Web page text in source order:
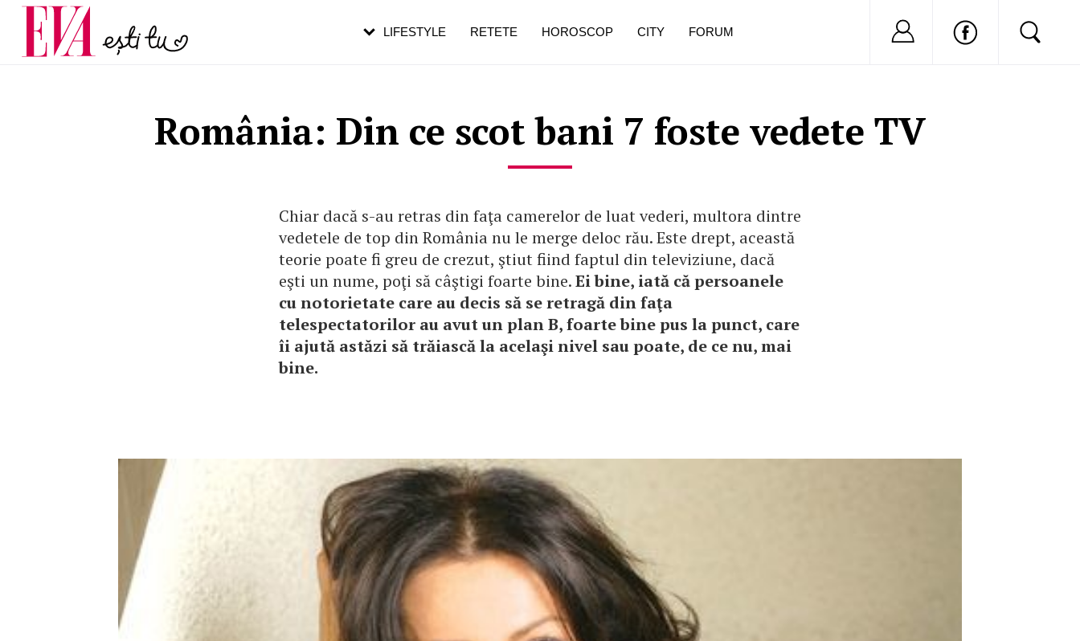
România: Din ce scot bani 7 foste vedete TV
Chiar dacă s-au retras din faţa camerelor de luat vederi, multora dintre
vedetele de top din România nu le merge deloc rău. Este drept, această
teorie poate fi greu de crezut, ştiut fiind faptul din televiziune, dacă
eşti un nume, poţi să câştigi foarte bine.Ei bine, iată că persoanele
cu notorietate care au decis să se retragă din faţa
telespectatorilor au avut un plan B, foarte bine pus la punct, care
îi ajută astăzi să trăiască la acelaşi nivel sau poate, de ce nu, mai
bine.
LIFESTYLE RETETE HOROSCOP CITY FORUM Nu ai cont?
Carieră
Actualitate
pe măsură ce înaintezi în vârstă
de dureroasă este investigația